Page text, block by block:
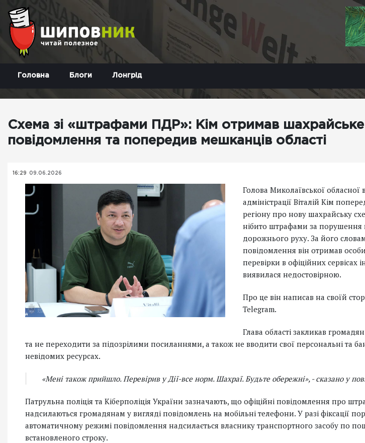
Головна Блоги Лонгрід
Схема зі «штрафами ПДР»: Кім отримав шахрайське
повідомлення та попередив мешканців області
16:29 09.06.2026
Голова Миколаївської обласної
адміністрації Віталій Кім
регіону про нову шахрайську
нібито штрафами за порушення
дорожнього руху. За його
повідомлення він отримав
перевірки в офіційних сервісах
виявилася недостовірною.
Про це він написав на своїй
Telegram.
Глава області закликав
та не переходити за підозрілими посиланнями, а також не вводити свої персональні та
невідомих ресурсах.
«Мені також прийшло. Перевірив у Дії-все норм. Шахраї. Будьте обережні», - сказано у
Патрульна поліція та Кіберполіція України зазначають, що офіційні повідомлення про
надсилаються громадянам у вигляді повідомлень на мобільні телефони. У разі фіксації
автоматичному режимі повідомлення надсилається власнику транспортного засобу по
встановленого строку.